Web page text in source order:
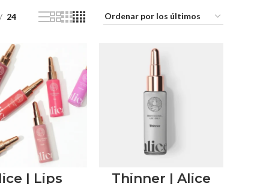
24
| Lips Thinner | Alice